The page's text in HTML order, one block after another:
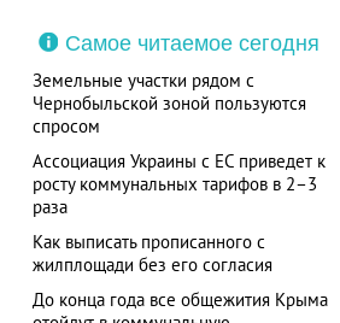
Самое читаемое сегодня
Земельные участки рядом с
Чернобыльской зоной пользуются
спросом
Ассоциация Украины с ЕС приведет к
росту коммунальных тарифов в 2–3
раза
Как выписать прописанного с
жилплощади без его согласия
До конца года все общежития Крыма